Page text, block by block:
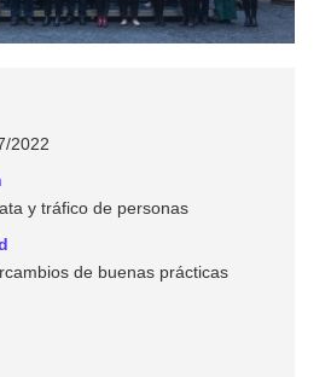
2022
y tráfico de personas
de buenas prácticas